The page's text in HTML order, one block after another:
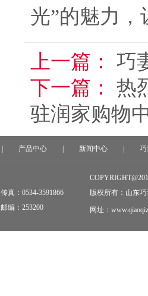
光”的魅力
上一篇： 巧
下一篇： 热
驻润家购物
产品中心 新闻中心
传真：0534-3591866
邮编：253200
版权所有：山东
网址：